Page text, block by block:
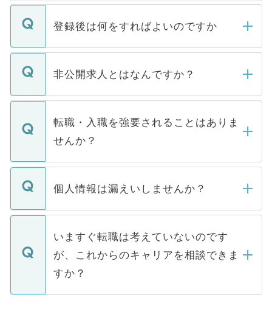
登録後は何をすればよいのですか
ご登録いただきましたら、弊社担当者がご
登録内容を確認し、その後メールもしくは
ます。通常、5営業日以内にはご連絡をせて
いただきますので、しばらくお待ちくださ
い。
非公開求人とはなんですか？
マイナビDOCTORで取り扱っている求人の
うち約3割は、Webサイトからご覧いただ
けない「非公開求人」です。非公開求人は
下記の理由によって、一般には公開してい
ません。
■応募殺到を避けるため 人気のある医療機
関を公にしてしまうと、応募が殺到する場
に、医療機関が求める条件に合った人材の
みを人材紹介会社に依頼するケースが増え
ています。
転職・入職を強要されることはありま
せんか？
転職・入職を強要することは一切ありませ
ん。また、仮に応募先から内定をいただい
定を承諾する必要はありません。内定先へ
の辞退の連絡はキャリアパートナーが行い
ますので、ご安心ください。
個人情報は漏えいしませんか？
個人情報が漏えいすることはありませんの
で、ご安心ください。当サイトからの登録
などで収集したご登録者様の個人情報は、
ご本人のキャリアアップおよび転職活動の
支援を目的に使用いたします。お預かりし
ているすべての個人データはご本人の許可
いますぐ転職は考えていないのです
が、これからのキャリアを相談できま
すか？